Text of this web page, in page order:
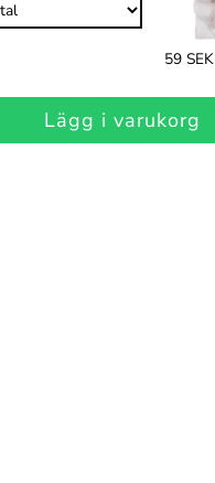
59 SEK
Lägg i varukorg